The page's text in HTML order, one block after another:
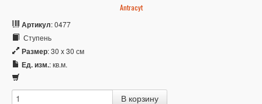
Antracyt
Артикул: 0477
Ступень
Размер: 30 x 30 см
Ед. изм.: кв.м.